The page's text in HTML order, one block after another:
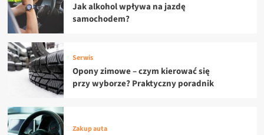
Jak alkohol wpływa na jazdę
samochodem?
Serwis
Opony zimowe – czym kierować się
przy wyborze? Praktyczny poradnik
Zakup auta